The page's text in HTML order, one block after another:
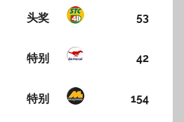
头奖 53
特别 42
特别 154